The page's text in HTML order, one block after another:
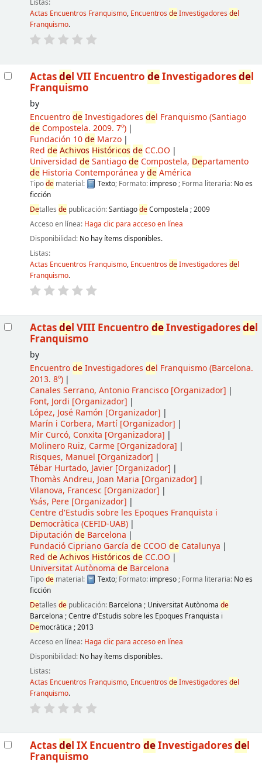
Listas:
Actas Encuentros Franquismo, EncuentrosdeInvestigadoresdel
Franquismo.
Actasdel VII Encuentro deInvestigadoresdel
Franquismo
by
EncuentrodeInvestigadores del Franquismo(Santiago
deCompostela. 2009. 7º)
Fundación 10deMarzo
Red de Achivos Históricos deCC.OO
Universidad deSantiagodeCompostela, Departamento
deHistoria Contemporánea ydeAmérica
Tipodematerial: Texto; Formato: impreso ; Forma literaria: No es
ficción
Detalles depublicación:SantiagodeCompostela ;2009
Acceso en línea: Haga clic para acceso en línea
Disponibilidad: No hay ítems disponibles.
Listas:
Actas Encuentros Franquismo, EncuentrosdeInvestigadoresdel
Franquismo.
Actasdel VIII Encuentro deInvestigadoresdel
Franquismo
by
EncuentrodeInvestigadores del Franquismo(Barcelona.
2013. 8º)
Canales Serrano, Antonio Francisco[Organizador]
Font, Jordi [Organizador]
López, José Ramón [Organizador]
Marín i Corbera, Martí[Organizador]
Mir Curcó, Conxita [Organizadora]
Molinero Ruiz, Carme[Organizadora]
Risques, Manuel [Organizador]
Tébar Hurtado, Javier[Organizador]
Thomàs Andreu, Joan Maria [Organizador]
Vilanova, Francesc[Organizador]
Ysás, Pere[Organizador]
Centre d'Estudis sobre les Epoques Franquista i
Democràtica (CEFID-UAB)
Diputación deBarcelona
Fundació Cipriano García deCCOO deCatalunya
Red de Achivos Históricos deCC.OO
Universitat Autònoma deBarcelona
Tipodematerial: Texto; Formato: impreso ; Forma literaria: No es
ficción
Detalles depublicación: Barcelona ; Universitat Autònoma de
Barcelona ;Centre d'Estudis sobre les Epoques Franquista i
Democràtica ;2013
Acceso en línea: Haga clic para acceso en línea
Disponibilidad: No hay ítems disponibles.
Listas:
Actas Encuentros Franquismo, EncuentrosdeInvestigadoresdel
Franquismo.
Actasdel IX Encuentro deInvestigadoresdel
Franquismo